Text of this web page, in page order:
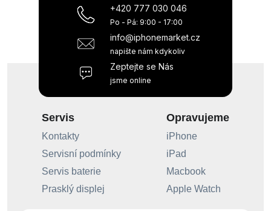
+420 777 030 046
Po - Pá: 9:00 - 17:00
info@iphonemarket.cz
napište nám kdykoliv
Zeptejte se Nás
jsme online
Servis
Kontakty
Servisní podmínky
Servis baterie
Prasklý displej
Opravujeme
iPhone
iPad
Macbook
Apple Watch